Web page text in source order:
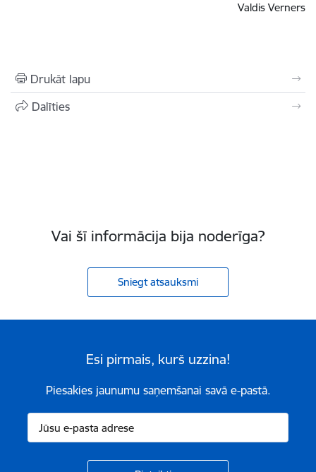
Valdis Verners
Drukāt lapu
Dalīties
Vai šī informācija bija noderīga?
Sniegt atsauksmi
Esi pirmais, kurš uzzina!
Piesakies jaunumu saņemšanai savā e-pastā.